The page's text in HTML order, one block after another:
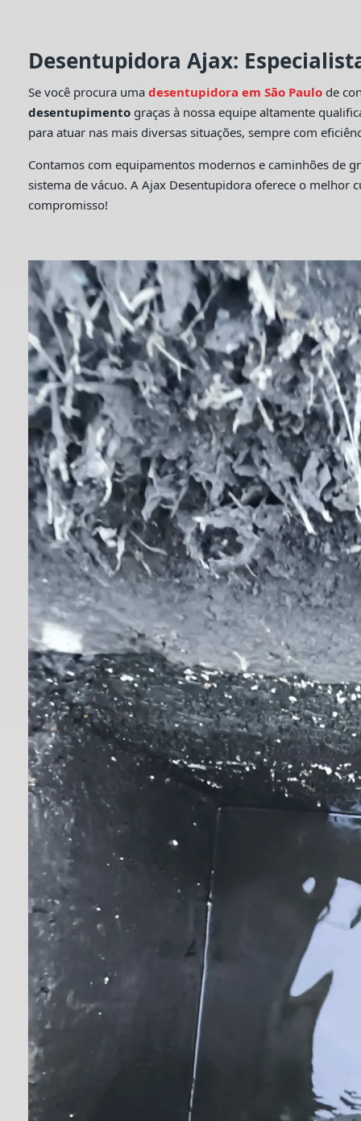
Desentupidora Ajax:
Se você procura uma desentupidora em São Paulo de
desentupimentograças à nossa equipe altamente
para atuar nas mais diversas situações, sempre com
Contamos com equipamentos modernos e caminhões de
sistema de vácuo. A Ajax Desentupidora oferece o melhor
compromisso!